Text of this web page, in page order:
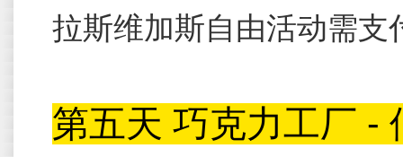
拉斯维加斯自由活动需支
第五天 巧克力工厂 -